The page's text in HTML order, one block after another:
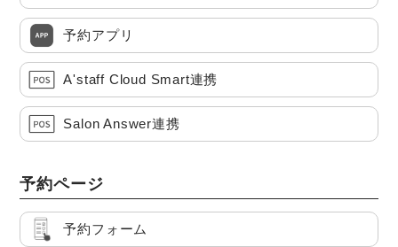
予約アプリ
A'staff Cloud Smart連携
Salon Answer連携
予約ページ
予約フォーム